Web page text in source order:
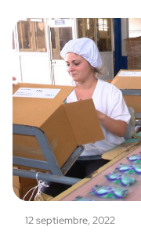
12 septiembre, 2022